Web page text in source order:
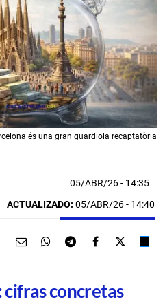
és una gran guardiola recaptatòria
05/ABR/26- 14:35
ACTUALIZADO: 05/ABR/26 - 14:40
cifras concretas